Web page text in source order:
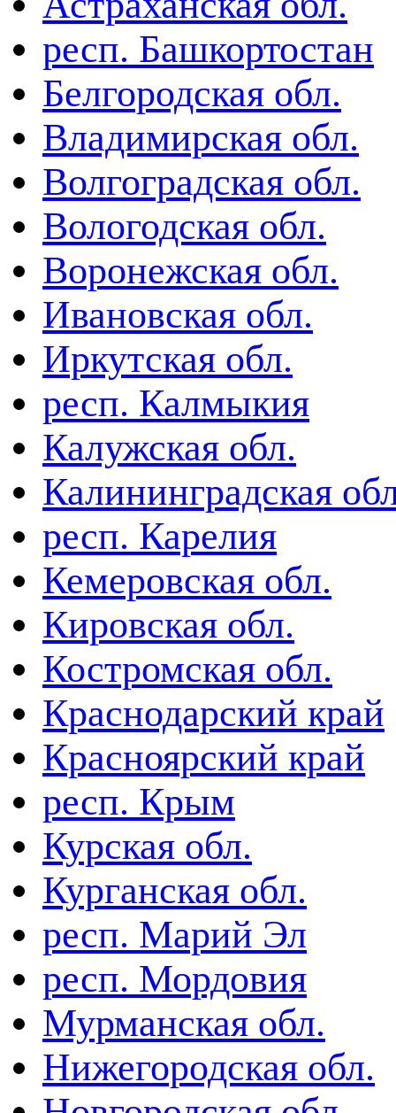
респ. Башкортостан
Белгородская обл.
Владимирская обл.
Волгоградская обл.
Вологодская обл.
Воронежская обл.
Ивановская обл.
Иркутская обл.
респ. Калмыкия
Калужская обл.
Калининградская
респ. Карелия
Кемеровская обл.
Кировская обл.
Костромская обл.
Краснодарский край
Красноярский край
респ. Крым
Курская обл.
Курганская обл.
респ. Марий Эл
респ. Мордовия
Мурманская обл.
Нижегородская обл.